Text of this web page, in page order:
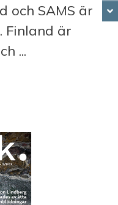
och SAMS är
Finland är
...
FINLAND